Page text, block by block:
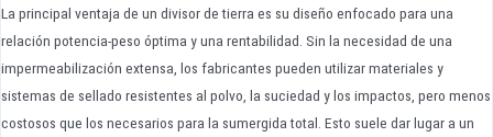
La principal ventaja de un divisor de tierra es su diseño enfocado para una
relación potencia-peso óptima y una rentabilidad. Sin la necesidad de una
impermeabilización extensa, los fabricantes pueden utilizar materiales y
sistemas de sellado resistentes al polvo, la suciedad y los impactos, pero menos
costosos que los necesarios para la sumergida total. Esto suele dar lugar a un